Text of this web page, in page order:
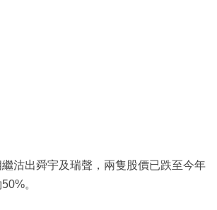
沽出舜宇及瑞聲，兩隻股價已跌至今年
。